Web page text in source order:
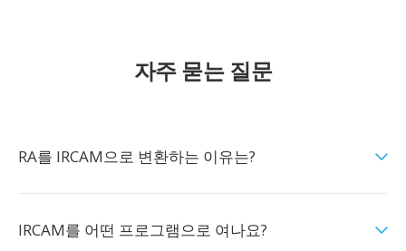
자주 묻는 질문
RA를 IRCAM으로 변환하는 이유는?
IRCAM를 어떤 프로그램으로 여나요?